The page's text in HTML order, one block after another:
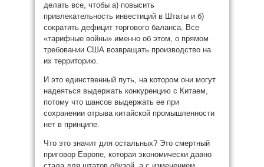
делать все, чтобы а) повысить
привлекательность инвестиций в Штаты и б)
сократить дефицит торгового баланса. Все
«тарифные войны» именно об этом, о прямом
требовании США возвращать производство на
их территорию.
И это единственный путь, на котором они могут
надеяться выдержать конкуренцию с Китаем,
потому что шансов выдержать ее при
сохранении отрыва китайской промышленности
нет в принципе.
Что это значит для остальных? Это смертный
приговор Европе, которая экономически давно